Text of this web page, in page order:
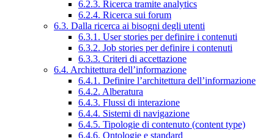
6.2.3. Ricerca tramite analytics
6.2.4. Ricerca sui forum
6.3. Dalla ricerca ai bisogni degli utenti
6.3.1. User stories per definire i contenuti
6.3.2. Job stories per definire i contenuti
6.3.3. Criteri di accettazione
6.4. Architettura dell’informazione
6.4.1. Definire l’architettura dell’informazione
6.4.2. Alberatura
6.4.3. Flussi di interazione
6.4.4. Sistemi di navigazione
6.4.5. Tipologie di contenuto (content type)
6.4.6. Ontologie e standard